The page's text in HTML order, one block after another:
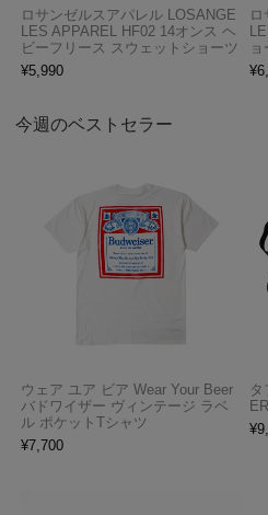
ロサンゼルスアパレル LOSANGE
LES APPAREL HF02 14オンス ヘ
ビーフリース スウェットショーツ
¥5,990
¥
今週のベストセラー
ウェア ユア ビア Wear Your Beer
バドワイザー ヴィンテージ ラベ
ル ポケットTシャツ
¥7,700
¥